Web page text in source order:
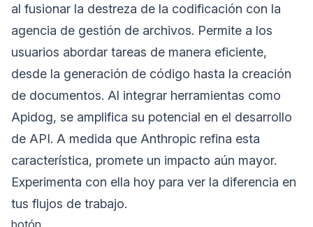
al fusionar la destreza de la codificación con la
agencia de gestión de archivos. Permite a los
usuarios abordar tareas de manera eficiente,
desde la generación de código hasta la creación
de documentos. Al integrar herramientas como
Apidog, se amplifica su potencial en el desarrollo
de API. A medida que Anthropic refina esta
característica, promete un impacto aún mayor.
Experimenta con ella hoy para ver la diferencia en
tus flujos de trabajo.
botón